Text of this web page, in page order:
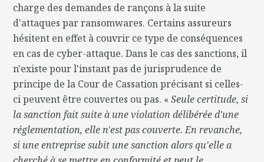
charge des demandes de rançons à la suite
d'attaques par ransomwares. Certains assureurs
hésitent en effet à couvrir ce type de conséquences
en cas de cyber-attaque. Dans le cas des sanctions, il
n'existe pour l'instant pas de jurisprudence de
principe de la Cour de Cassation précisant si celles-
ci peuvent être couvertes ou pas. «Seule certitude, si
la sanction fait suite à une violation délibérée d'une
réglementation, elle n'est pas couverte. En revanche,
si une entreprise subit une sanction alors qu'elle a